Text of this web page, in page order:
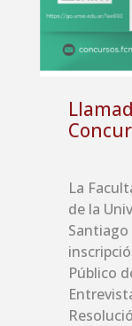
La
de la
Santiago
Público